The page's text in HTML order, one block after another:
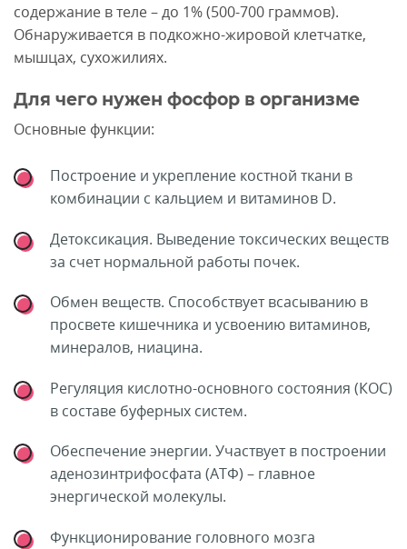
содержание в теле – до 1% (500-700 граммов).
Обнаруживается в подкожно-жировой клетчатке,
мышцах, сухожилиях.
Для чего нужен фосфор в организме
Основные функции:
Построение и укрепление костной ткани в
комбинации с кальцием и витаминов D.
Детоксикация. Выведение токсических веществ
за счет нормальной работы почек.
Обмен веществ. Способствует всасыванию в
просвете кишечника и усвоению витаминов,
минералов, ниацина.
Регуляция кислотно-основного состояния (КОС)
в составе буферных систем.
Обеспечение энергии. Участвует в построении
аденозинтрифосфата (АТФ) – главное
энергической молекулы.
Функционирование головного мозга